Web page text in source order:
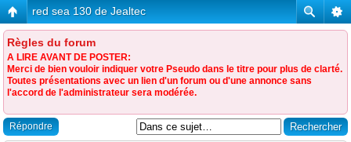
red sea 130 de Jealtec
Règles du forum
A LIRE AVANT DE POSTER:
Merci de bien vouloir indiquer votre Pseudo dans le titre pour plus de clarté.
Toutes présentations avec un lien d'un forum ou d'une annonce sans
l'accord de l'administrateur sera modérée.
Répondre